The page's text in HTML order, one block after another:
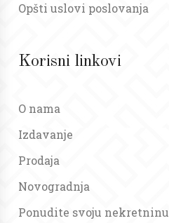
Opšti uslovi poslovanja
Korisni linkovi
O nama
Izdavanje
Prodaja
Novogradnja
Ponudite svoju nekretninu